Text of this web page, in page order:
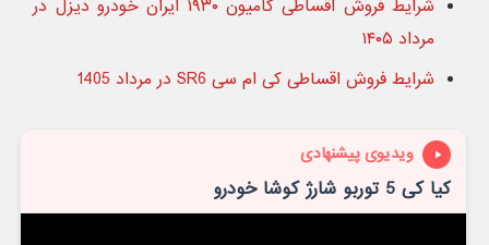
شرایط فروش اقساطی کامیون ۱۹۳۰ ایران خودرو دیزل در
مرداد ۱۴۰۵
شرایط فروش اقساطی کی ام سی SR6 در مرداد 1405
ویدیوی پیشنهادی
کیا کی 5 توربو شارژ کوشا خودرو